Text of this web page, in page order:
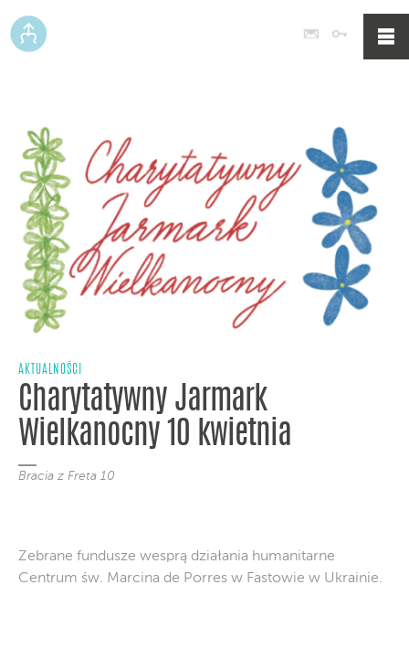
Poczta
AKTUALNOŚCI
Charytatywny Jarmark
Wielkanocny 10 kwietnia
Bracia z Freta 10
Zebrane fundusze wesprą działania humanitarne
Centrum św. Marcina de Porres w Fastowie w Ukrainie.